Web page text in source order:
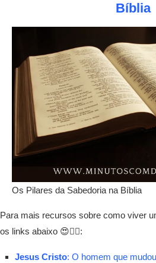
Bíblia
Os Pilares da Sabedoria na Bíblia
Para mais recursos sobre como viver
os links abaixo 😍👇🏾:
Jesus Cristo: O homem que